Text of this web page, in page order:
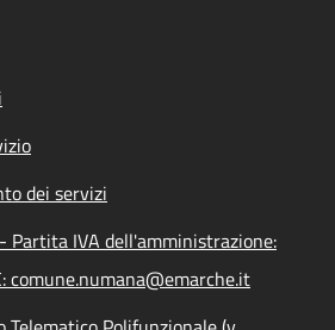
dei servizi
Partita IVA dell'amministrazione:
comune.numana@emarche.it